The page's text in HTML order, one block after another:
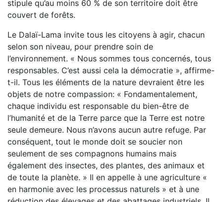
stipule qu’au moins 60 % de son territoire doit être
couvert de forêts.
Le Dalaï-Lama invite tous les citoyens à agir, chacun
selon son niveau, pour prendre soin de
l’environnement. « Nous sommes tous concernés, tous
responsables. C’est aussi cela la démocratie », affirme-
t-il. Tous les éléments de la nature devraient être les
objets de notre compassion: « Fondamentalement,
chaque individu est responsable du bien-être de
l’humanité et de la Terre parce que la Terre est notre
seule demeure. Nous n’avons aucun autre refuge. Par
conséquent, tout le monde doit se soucier non
seulement de ses compagnons humains mais
également des insectes, des plantes, des animaux et
de toute la planète. » Il en appelle à une agriculture «
en harmonie avec les processus naturels » et à une